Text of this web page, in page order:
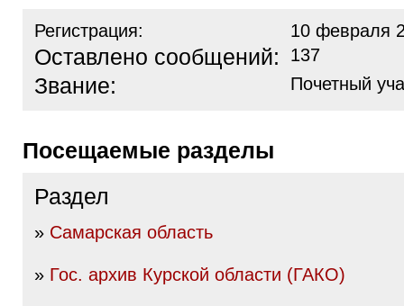
Регистрация: 10 февраля
Оставлено сообщений: 137
Звание: Почетный
Посещаемые разделы
Раздел
» Самарская область
» Гос. архив Курской области (ГАКО)